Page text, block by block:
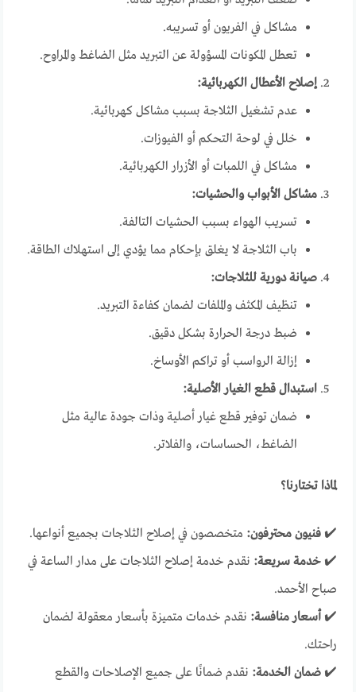
مشاكل في الفريون أو تسريبه.
تعطل المكونات المسؤولة عن التبريد مثل الضاغط والمراوح.
إصلاح الأعطال الكهربائية:
عدم تشغيل الثلاجة بسبب مشاكل كهربائية.
خلل في لوحة التحكم أو الفيوزات.
مشاكل في اللمبات أو الأزرار الكهربائية.
مشاكل الأبواب والحشيات:
تسريب الهواء بسبب الحشيات التالفة.
باب الثلاجة لا يغلق بإحكام مما يؤدي إلى استهلاك الطاقة.
صيانة دورية للثلاجات:
تنظيف المكثف والملفات لضمان كفاءة التبريد.
ضبط درجة الحرارة بشكل دقيق.
إزالة الرواسب أو تراكم الأوساخ.
استبدال قطع الغيار الأصلية:
ضمان توفير قطع غيار أصلية وذات جودة عالية مثل
الضاغط، الحساسات، والفلاتر.
لماذا تختارنا؟
✔️فنيون محترفون: متخصصون في إصلاح الثلاجات بجميع أنواعها.
✔️خدمة سريعة: نقدم خدمة إصلاح الثلاجات على مدار الساعة في
صباح الأحمد.
✔️أسعار منافسة: نقدم خدمات متميزة بأسعار معقولة لضمان
راحتك.
✔️ضمان الخدمة: نقدم ضمانًا على جميع الإصلاحات والقطع